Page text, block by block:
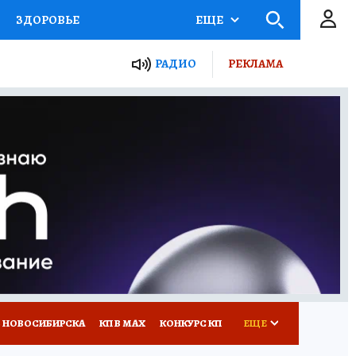
ЗДОРОВЬЕ
Я ЗНАЮ СЕМЬЯ
ЕЩЕ
РАДИО РЕКЛАМА
КП В МАХ КОНКУРС КП ЕЩЕ